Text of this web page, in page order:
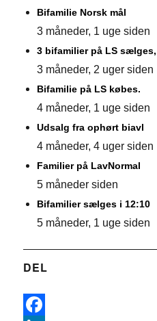
Bifamilie Norsk mål
3 måneder, 1 uge siden
3 bifamilier på LS
3 måneder, 2 uger siden
Bifamilie på LS købes.
4 måneder, 1 uge siden
Udsalg fra ophørt biavl
4 måneder, 4 uger siden
Familier på LavNormal
5 måneder siden
Bifamilier sælges i 12:10
5 måneder, 1 uge siden
DEL